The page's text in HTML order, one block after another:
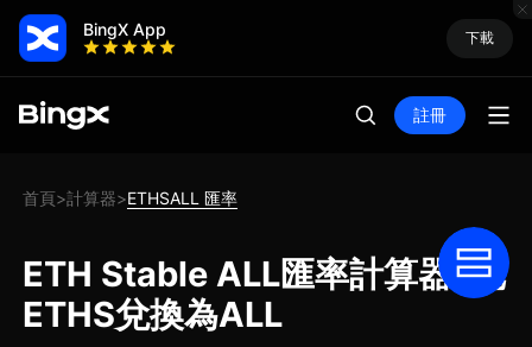
BingX App 下載
註冊
首頁>計算器>ETHSALL 匯率
ETH Stable ALL匯率計算器: 把
ETHS兌換為ALL